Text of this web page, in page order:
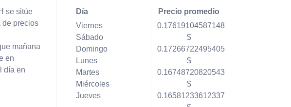
se sitúe
de precios
mañana
en
día en
Día
Viernes
Sábado
Domingo
Lunes
Martes
Miércoles
Jueves
Precio promedio
0.17619104587148
$
0.17266722495405
$
0.16748720820543
$
0.16581233612337